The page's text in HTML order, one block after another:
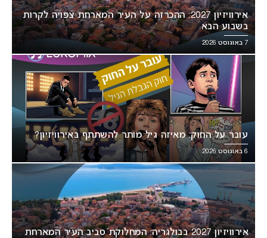
אירוויזיון 2027: ההכרזה על העיר המארחת צפויה לקרות
בשבוע הבא
7 באוגוסט 2026
עובר על החוק: מאיזה גיל מותר להשתתף באירוויזיון?
6 באוגוסט 2026
אירוויזיון 2027 בבולגריה: המחלוקת סביב העיר המארחת